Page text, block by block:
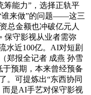
筹能力”，选择正轨平
谁来做”的问题——这三
总金额也冲破亿元人
保守影视从业者需弥
水近100亿。AI对短剧
郑报全记者 成燕 孙雪
于预期，本来曾经预备
。可提炼出“东西协同
是AI手艺对保守影视